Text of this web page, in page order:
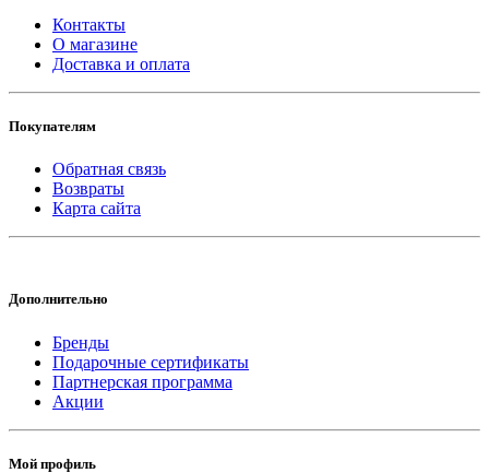
Контакты
О магазине
Доставка и оплата
Покупателям
Обратная связь
Возвраты
Карта сайта
Дополнительно
Бренды
Подарочные сертификаты
Партнерская программа
Акции
Мой профиль